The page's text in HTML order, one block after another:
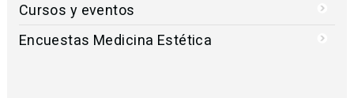
Cursos y eventos
Encuestas Medicina Estética